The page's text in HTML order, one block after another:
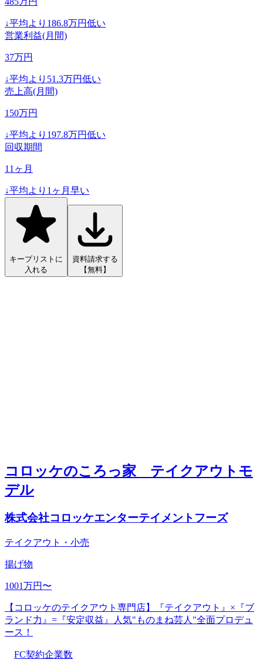
↓平均より 186.8万円低い
営業利益(月間)
37万円
↓平均より 51.3万円低い
売上高(月間)
150万円
↓平均より 197.8万円低い
回収期間
11 ヶ月
↓平均より 1 ヶ月早い
キープリストに
入れる
資料請求する
【無料】
コロッケのころっ家 テイクアウトモ
デル
株式会社コロッケエンターテイメントフーズ
テイクアウト・小売
揚げ物
1001万円〜
【コロッケのテイクアウト専門店】『テイクアウト』×『ブ
ランド力』=『安定収益』人気"ものまね芸人"全面プロデュ
ース！
FC契約企業数